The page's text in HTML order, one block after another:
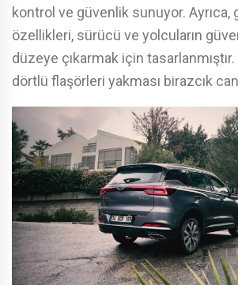
kontrol ve güvenlik sunuyor.
özellikleri, sürücü ve yolcuların
düzeye çıkarmak için
dörtlü flaşörleri yakması birazcık